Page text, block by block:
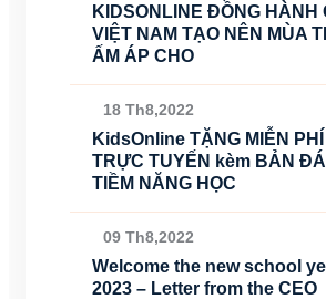
KIDSONLINE ĐỒNG HÀNH
VIỆT NAM TẠO NÊN MÙA
ẤM ÁP CHO
18 Th8,2022
KidsOnline TẶNG MIỄN
TRỰC TUYẾN kèm BẢN
TIỀM NĂNG HỌC
09 Th8,2022
Welcome the new school
2023 – Letter from the CEO